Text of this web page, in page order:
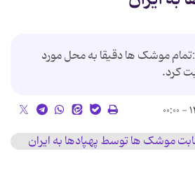
موشک ها دقیقا به محل مورد
کرد.